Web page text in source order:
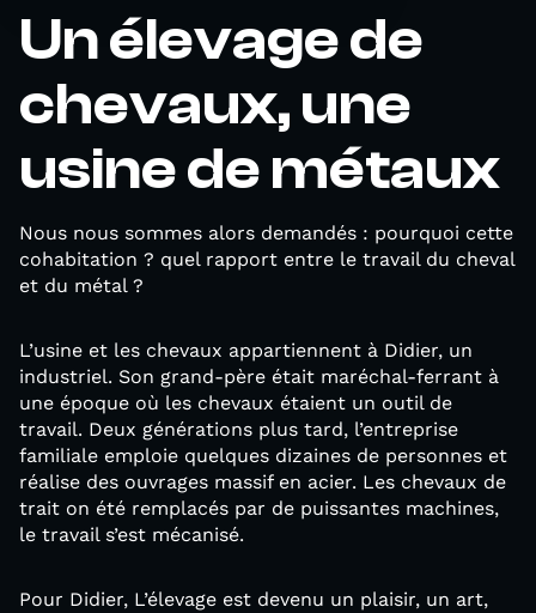
Un élevage de
chevaux, une
usine de métaux
Nous nous sommes alors demandés : pourquoi cette
cohabitation ? quel rapport entre le travail du cheval
et du métal ?
L’usine et les chevaux appartiennent à Didier, un
industriel. Son grand-père était maréchal-ferrant à
une époque où les chevaux étaient un outil de
travail. Deux générations plus tard, l’entreprise
familiale emploie quelques dizaines de personnes et
réalise des ouvrages massif en acier. Les chevaux de
trait on été remplacés par de puissantes machines,
le travail s’est mécanisé.
Pour Didier, L’élevage est devenu un plaisir, un art,